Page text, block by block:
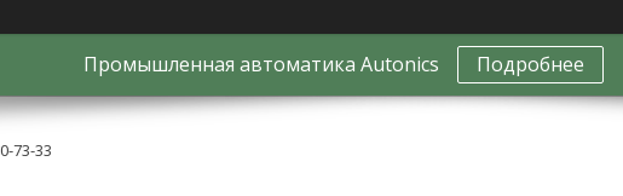
Промышленная автоматика Autonics Подробнее
73-33